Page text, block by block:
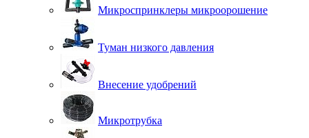
Микроспринклеры микроорошение
Туман низкого давления
Внесение удобрений
Микротрубка